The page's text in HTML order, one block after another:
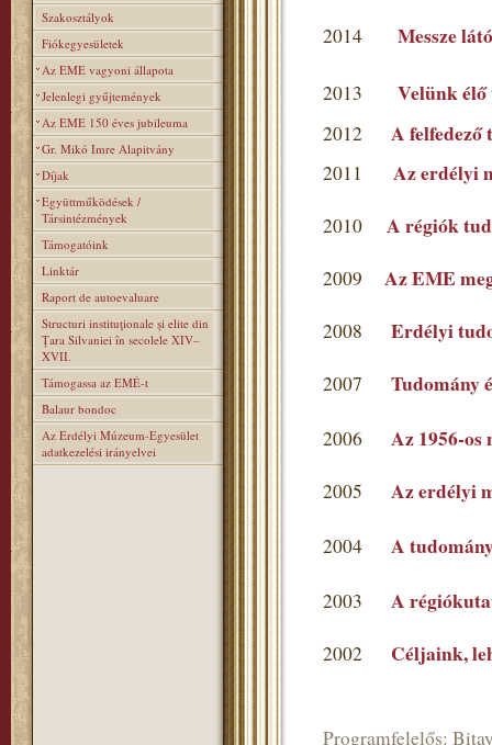
Szakosztályok
Fiókegyesületek
Az EME vagyoni állapota
Jelenlegi gyűjtemények
Az EME 150 éves jubileuma
Gr. Mikó Imre Alapitvány
Díjak
Együttműködések /
Társintézmények
Támogatóink
Linktár
Raport de autoevaluare
Structuri instituţionale şi elite din
Ţara Silvaniei în secolele XIV–
XVII.
Támogassa az EMÉ-t
Balaur bondoc
Az Erdélyi Múzeum-Egyesület
adatkezelési irányelvei
2014 Messze
2013 Velünk
2012 A felfedező
2011 Az erdélyi
2010 A régiók
2009 Az EME
2008 Erdélyi
2007 Tudomány
2006 Az 1956-
2005 Az erdélyi
2004 A
2003 A
2002 Céljaink,
Programfelelős: